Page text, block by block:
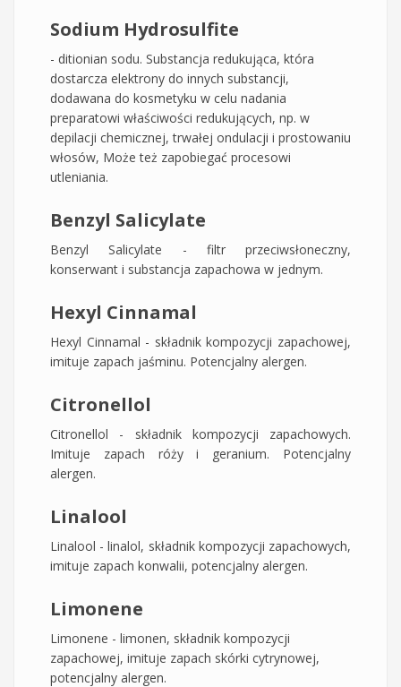
Sodium Hydrosulfite
- ditionian sodu. Substancja redukująca, która
dostarcza elektrony do innych substancji,
dodawana do kosmetyku w celu nadania
preparatowi właściwości redukujących, np. w
depilacji chemicznej, trwałej ondulacji i prostowaniu
włosów, Może też zapobiegać procesowi
utleniania.
Benzyl Salicylate
Benzyl Salicylate - filtr przeciwsłoneczny,
konserwant i substancja zapachowa w jednym.
Hexyl Cinnamal
Hexyl Cinnamal - składnik kompozycji zapachowej,
imituje zapach jaśminu. Potencjalny alergen.
Citronellol
Citronellol - składnik kompozycji zapachowych.
Imituje zapach róży i geranium. Potencjalny
alergen.
Linalool
Linalool - linalol, składnik kompozycji zapachowych,
imituje zapach konwalii, potencjalny alergen.
Limonene
Limonene - limonen, składnik kompozycji
zapachowej, imituje zapach skórki cytrynowej,
potencjalny alergen.